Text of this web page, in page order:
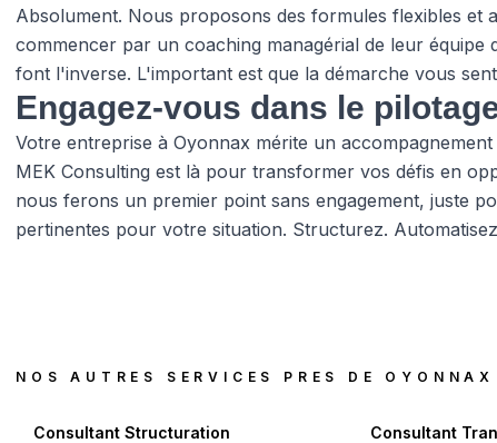
Absolument. Nous proposons des formules flexibles et
commencer par un coaching managérial de leur
font l'inverse. L'important est que la démarche vous
Engagez-vous dans le
Votre entreprise à Oyonnax mérite un
MEK Consulting est là pour transformer vos défis en
nous ferons un premier point sans engagement, juste
pertinentes pour votre situation. Structurez.
NOS AUTRES SERVICES PRES DE OYONNAX
Consultant Structuration
Consultant